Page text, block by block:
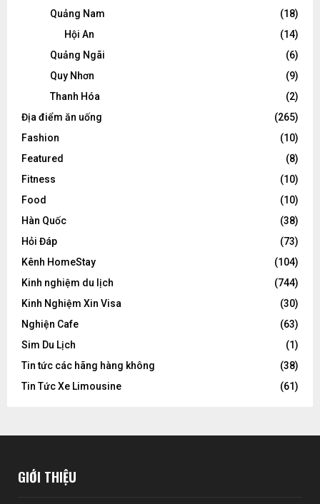
Quảng Nam
(18)
Hội An
(14)
Quảng Ngãi
(6)
Quy Nhơn
(9)
Thanh Hóa
(2)
Địa điểm ăn uống
(265)
Fashion
(10)
Featured
(8)
Fitness
(10)
Food
(10)
Hàn Quốc
(38)
Hỏi Đáp
(73)
Kênh HomeStay
(104)
Kinh nghiệm du lịch
(744)
Kinh Nghiệm Xin Visa
(30)
Nghiện Cafe
(63)
Sim Du Lịch
(1)
Tin tức các hãng hàng không
(38)
Tin Tức Xe Limousine
(61)
GIỚI THIỆU